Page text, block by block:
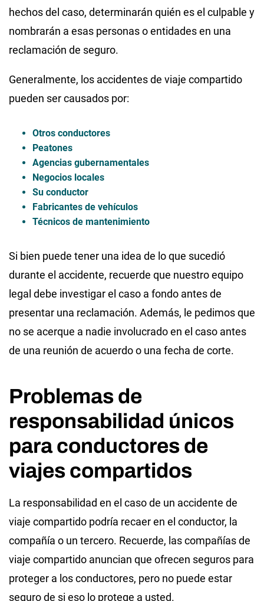
hechos del caso, determinarán quién es el culpable y
nombrarán a esas personas o entidades en una
reclamación de seguro.
Generalmente, los accidentes de viaje compartido
pueden ser causados por:
Otros conductores
Peatones
Agencias gubernamentales
Negocios locales
Su conductor
Fabricantes de vehículos
Técnicos de mantenimiento
Si bien puede tener una idea de lo que sucedió
durante el accidente, recuerde que nuestro equipo
legal debe investigar el caso a fondo antes de
presentar una reclamación. Además, le pedimos que
no se acerque a nadie involucrado en el caso antes
de una reunión de acuerdo o una fecha de corte.
Problemas de
responsabilidad únicos
para conductores de
viajes compartidos
La responsabilidad en el caso de un accidente de
viaje compartido podría recaer en el conductor, la
compañía o un tercero. Recuerde, las compañías de
viaje compartido anuncian que ofrecen seguros para
proteger a los conductores, pero no puede estar
seguro de si eso lo protege a usted.